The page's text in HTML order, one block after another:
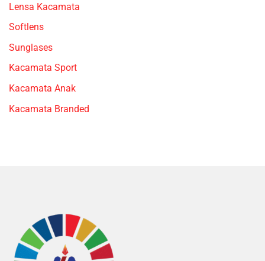
Lensa Kacamata
Softlens
Sunglases
Kacamata Sport
Kacamata Anak
Kacamata Branded